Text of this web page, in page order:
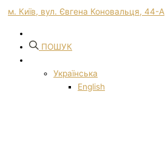
м. Київ, вул. Євгена Коновальця, 44-А
ПОШУК
Українська
English